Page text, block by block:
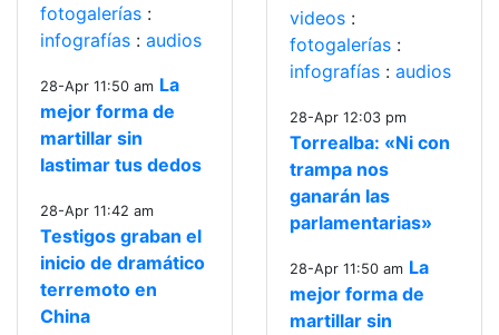
fotogalerías :
infografías : audios
28-Apr 11:50 am La
mejor forma de
martillar sin
lastimar tus dedos
28-Apr 11:42 am
Testigos graban el
inicio de dramático
terremoto en
China
videos :
fotogalerías :
infografías : audios
28-Apr 12:03 pm
Torrealba: «Ni con
trampa nos
ganarán las
parlamentarias»
28-Apr 11:50 am La
mejor forma de
martillar sin